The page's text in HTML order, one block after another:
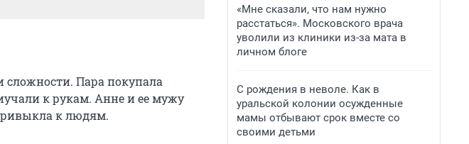
сложности. Пара покупала
к рукам. Анне и ее мужу
к людям.
«Мне сказали, что нам нужно
расстаться». Московского врача
уволили из клиники из-за мата в
личном блоге
С рождения в неволе. Как в
уральской колонии осужденные
мамы отбывают срок вместе со
своими детьми